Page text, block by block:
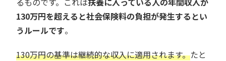
130万円を超えると社会保険料の負担が発生するとい
うルールです。
130万円の基準は継続的な収入に適用されます。たと